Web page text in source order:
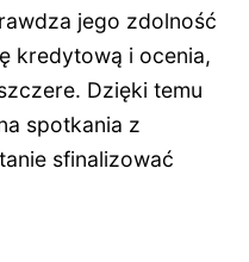
jego zdolność
kredytową i ocenia,
Dzięki temu
spotkania z
sfinalizować